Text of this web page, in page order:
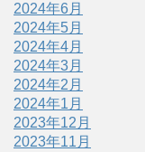
2024年6月
2024年5月
2024年4月
2024年3月
2024年2月
2024年1月
2023年12月
2023年11月